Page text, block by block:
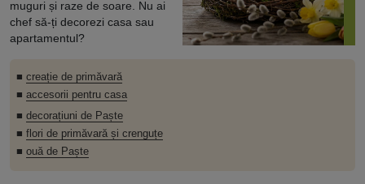
muguri și raze de soare. Nu ai
chef să-ți decorezi casa sau
apartamentul?
■ creație de primăvară
■ accesorii pentru casa
■ decorațiuni de Paște
■ flori de primăvară și crenguțe
■ ouă de Paște